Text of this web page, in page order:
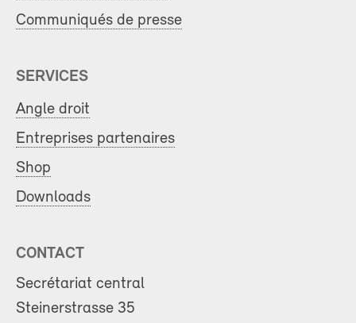
Communiqués de presse
SERVICES
Angle droit
Entreprises partenaires
Shop
Downloads
CONTACT
Secrétariat central
Steinerstrasse 35